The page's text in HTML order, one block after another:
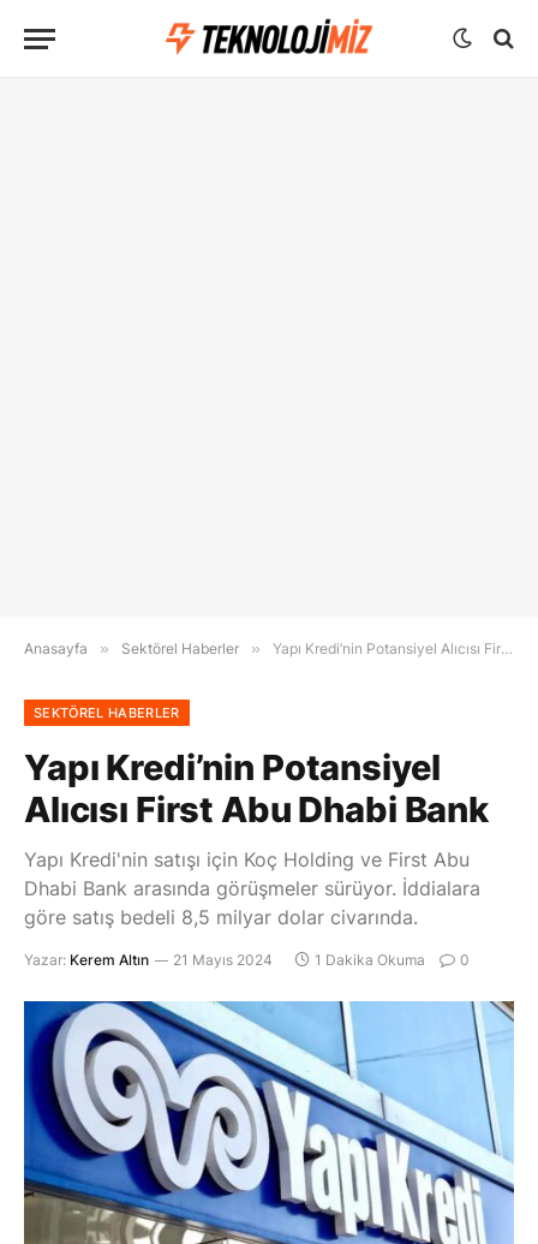
Anasayfa » Sektörel Haberler » Yapı Kredi’nin Potansiyel Alıcısı First Abu Dhabi Bank
SEKTÖREL HABERLER
Yapı Kredi’nin Potansiyel
Alıcısı First Abu Dhabi Bank
Yapı Kredi'nin satışı için Koç Holding ve First Abu
Dhabi Bank arasında görüşmeler sürüyor. İddialara
göre satış bedeli 8,5 milyar dolar civarında.
Yazar: Kerem Altın 21 Mayıs 2024 1 Dakika Okuma 0